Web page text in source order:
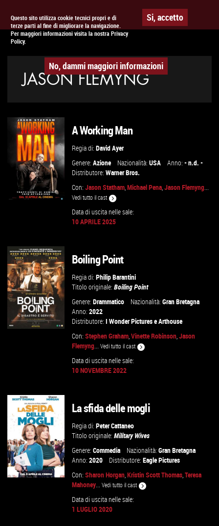
Questo sito utilizza cookie tecnici propri e di
terze parti al fine di migliorare la navigazione.
Per maggiori informazioni visita la nostra Privacy
Policy.
Si, accetto
No, dammi maggiori informazioni
APPUNTAMENTO AL CINEMA
JASON FLEMYNG
VAI ALLA SCHEDA
A Working Man
Regia di:David Ayer
Genere:Azione Nazionalità:USA Anno:- n.d. -
Distributore:Warner Bros.
Con:Jason Statham,Michael Pena,Jason Flemyng...
Vedi tutto il cast
Data di uscita nelle sale:
10 APRILE 2025
Boiling Point
Regia di:Philip Barantini
Titolo originale:Boiling Point
Genere:Drammatico Nazionalità:Gran Bretagna
Anno:2022
Distributore:I Wonder PictureseArthouse
Con:Stephen Graham,Vinette Robinson,Jason
Flemyng...Vedi tutto il cast
Data di uscita nelle sale:
10 NOVEMBRE 2022
La sfida delle mogli
Regia di:Peter Cattaneo
Titolo originale:Military Wives
Genere:Commedia Nazionalità:Gran Bretagna
Anno:2020 Distributore:Eagle Pictures
Con:Sharon Horgan,Kristin Scott Thomas,Teresa
Mahoney...Vedi tutto il cast
Data di uscita nelle sale:
1 LUGLIO 2020